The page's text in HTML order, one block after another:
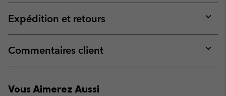
or
Expédition et retours
or
Commentaires client
or
Vous Aimerez Aussi